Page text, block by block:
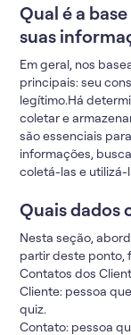
Qual é a
suas
Em geral, nos
principais: seu
legítimo.Há
coletar e
são essenciais
informações,
coletá-las e utilizá-
Quais dados
Nesta seção,
partir deste ponto,
Contatos dos
Cliente: pessoa
quiz.
Contato: pessoa